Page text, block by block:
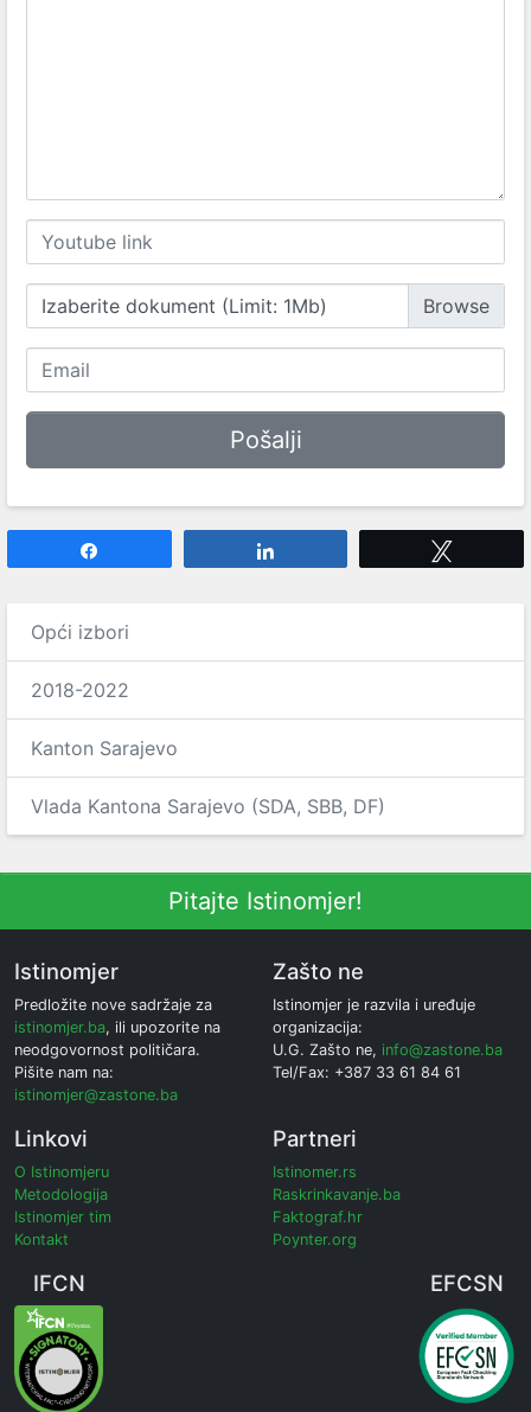
Izaberite dokument (Limit: 1Mb)
Opći izbori
2018-2022
Kanton Sarajevo
Vlada Kantona Sarajevo (SDA, SBB, DF)
Pitajte Istinomjer!
Istinomjer
Predložite nove sadržaje za
istinomjer.ba, ili upozorite na
neodgovornost političara.
Pišite nam na:
istinomjer@zastone.ba
Zašto ne
Istinomjer je razvila i uređuje
organizacija:
U.G. Zašto ne, info@zastone.ba
Tel/Fax: +387 33 61 84 61
Linkovi
O Istinomjeru
Metodologija
Istinomjer tim
Kontakt
Partneri
Istinomer.rs
Raskrinkavanje.ba
Faktograf.hr
Poynter.org
IFCN EFCSN